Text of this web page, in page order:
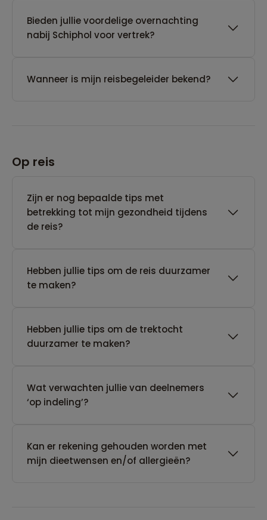
Bieden jullie voordelige overnachting
nabij Schiphol voor vertrek?
Wanneer is mijn reisbegeleider bekend?
Op reis
Zijn er nog bepaalde tips met
betrekking tot mijn gezondheid tijdens
de reis?
Hebben jullie tips om de reis duurzamer
te maken?
Hebben jullie tips om de trektocht
duurzamer te maken?
Wat verwachten jullie van deelnemers
‘op indeling’?
Kan er rekening gehouden worden met
mijn dieetwensen en/of allergieën?